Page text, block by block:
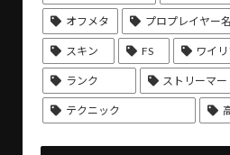
オフメタ プロプレイヤー
スキン FS ワイ
ランク ストリーマー
テクニック